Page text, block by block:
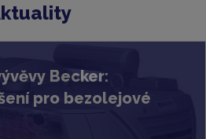
Becker:
pro bezolejové